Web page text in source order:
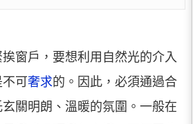
窗戶，要想利用自然光的介入
可 奢求的。因此，必須通過合
關明朗、溫暖的氛圍。一般在